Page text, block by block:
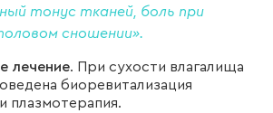
тонус тканей, боль при
сношении».
лечение. При сухости влагалища
биоревитализация
плазмотерапия.